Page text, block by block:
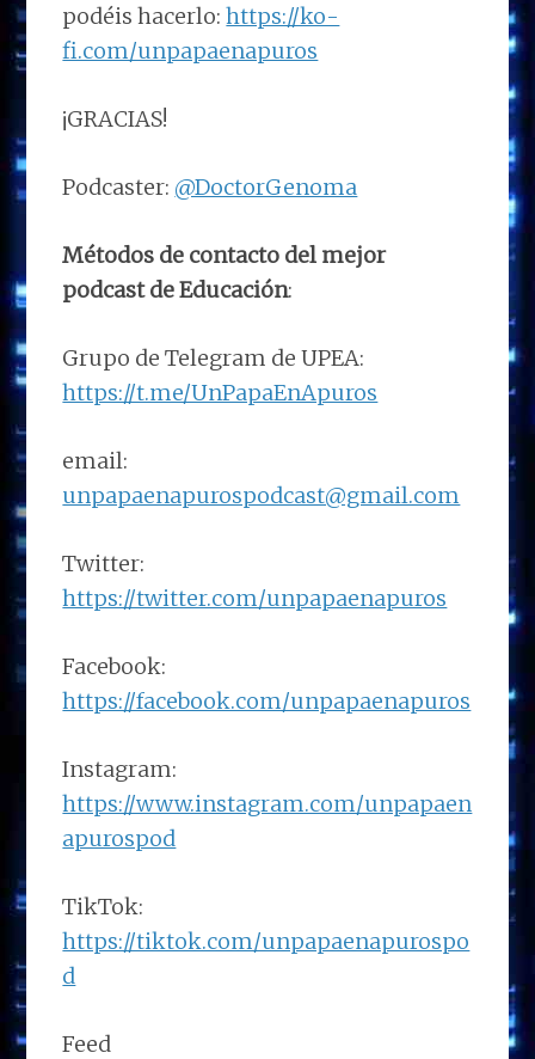
podéis hacerlo:https://ko-
fi.com/unpapaenapuros
¡GRACIAS!
Podcaster: @DoctorGenoma
Métodos de contacto del mejor
podcast de Educación:
Grupo de Telegram de UPEA:
https://t.me/UnPapaEnApuros
email:
unpapaenapurospodcast@gmail.com
Twitter:
https://twitter.com/unpapaenapuros
Facebook:
https://facebook.com/unpapaenapuros
Instagram:
https://www.instagram.com/unpapaen
apurospod
TikTok:
https://tiktok.com/unpapaenapurospo
d
Feed